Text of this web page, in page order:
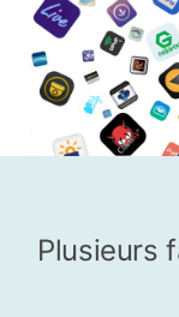
Plusieurs